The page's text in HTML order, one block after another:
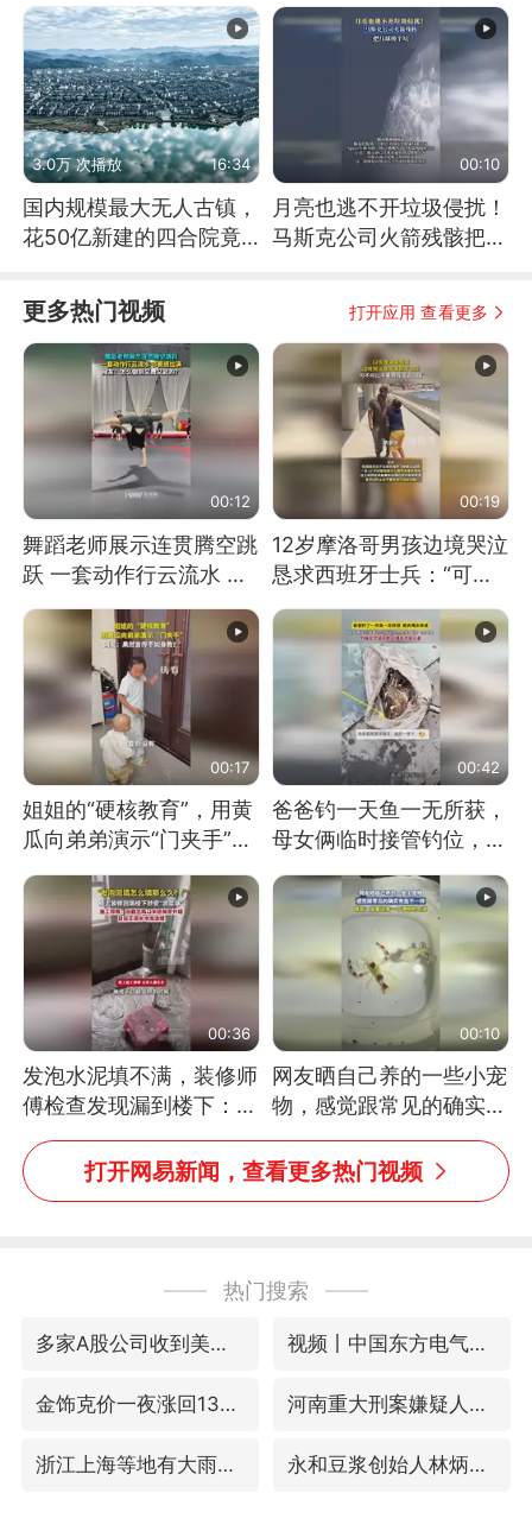
3.0万 次播放 16:34
国内规模最大无人古镇，
花50亿新建的四合院竟
00:10
月亮也逃不开垃圾侵扰！
马斯克公司火箭残骸把月
更多热门视频 打开应用 查看更多
00:12
舞蹈老师展示连贯腾空跳
跃 一套动作行云流水 节
奏感拉满 网友：怎么做
到又舞又武的？
00:19
12岁摩洛哥男孩边境哭泣
恳求西班牙士兵：“可不
可以不要把我遣返回国”
00:17
姐姐的“硬核教育”，用黄
瓜向弟弟演示“门夹手”，
网友：果然言传不如身
教！
00:42
爸爸钓一天鱼一无所获，
母女俩临时接管钓位，用
玩具鱼竿钓上大鱼
00:36
发泡水泥填不满，装修师
傅检查发现漏到楼下：出
风口未延伸到外墙
00:10
网友晒自己养的一些小宠
物，感觉跟常见的确实有
些不一样
打开网易新闻，查看更多热门视频
热门搜索
多家A股公司收到美国关税退款 视频丨中国东方电气集团原党组副书记、董事宋致远被查
金饰克价一夜涨回1300元 河南重大刑案嫌疑人逃窜时伤害多人
浙江上海等地有大雨或暴雨 永和豆浆创始人林炳生去世